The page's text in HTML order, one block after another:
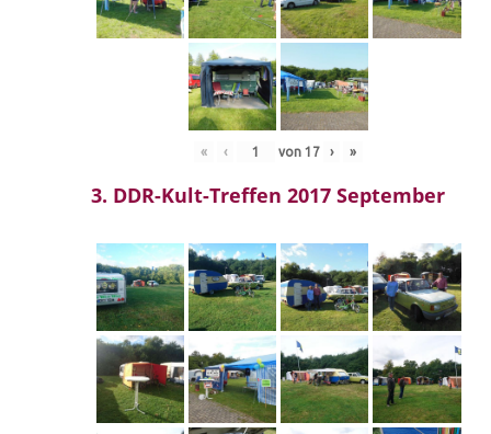
« ‹ von 17 › »
3. DDR-Kult-Treffen 2017 September